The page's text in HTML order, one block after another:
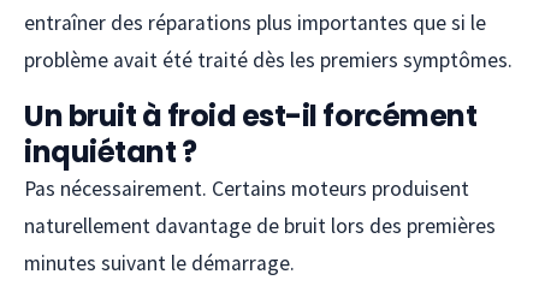
entraîner des réparations plus importantes que si le
problème avait été traité dès les premiers symptômes.
Un bruit à froid est-il forcément
inquiétant ?
Pas nécessairement. Certains moteurs produisent
naturellement davantage de bruit lors des premières
minutes suivant le démarrage.